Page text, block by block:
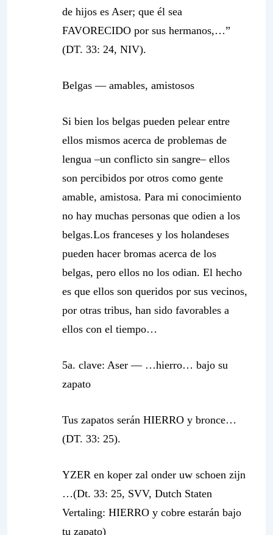
de hijos es Aser; que él sea
FAVORECIDO por sus hermanos,…”
(DT. 33: 24, NIV).
Belgas — amables, amistosos
Si bien los belgas pueden pelear entre
ellos mismos acerca de problemas de
lengua –un conflicto sin sangre– ellos
son percibidos por otros como gente
amable, amistosa. Para mi conocimiento
no hay muchas personas que odien a los
belgas.Los franceses y los holandeses
pueden hacer bromas acerca de los
belgas, pero ellos no los odian. El hecho
es que ellos son queridos por sus vecinos,
por otras tribus, han sido favorables a
ellos con el tiempo…
5a. clave: Aser — …hierro… bajo su
zapato
Tus zapatos serán HIERRO y bronce…
(DT. 33: 25).
YZER en koper zal onder uw schoen zijn
…(Dt. 33: 25, SVV, Dutch Staten
Vertaling: HIERRO y cobre estarán bajo
tu zapato)